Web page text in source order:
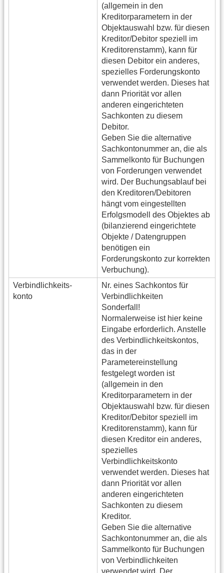
(allgemein in den
Kreditorparametern in der
Objektauswahl bzw. für diesen
Kreditor/Debitor speziell im
Kreditorenstamm), kann für
diesen Debitor ein anderes,
spezielles Forderungskonto
verwendet werden. Dieses hat
dann Priorität vor allen
anderen eingerichteten
Sachkonten zu diesem
Debitor.
Geben Sie die alternative
Sachkontonummer an, die als
Sammelkonto für Buchungen
von Forderungen verwendet
wird. Der Buchungsablauf bei
den Kreditoren/Debitoren
hängt vom eingestellten
Erfolgsmodell des Objektes ab
(bilanzierend eingerichtete
Objekte / Datengruppen
benötigen ein
Forderungskonto zur korrekten
Verbuchung).
Verbindlichkeits-
konto
Nr. eines Sachkontos für
Verbindlichkeiten
Sonderfall!
Normalerweise ist hier keine
Eingabe erforderlich. Anstelle
des Verbindlichkeitskontos,
das in der
Parametereinstellung
festgelegt worden ist
(allgemein in den
Kreditorparametern in der
Objektauswahl bzw. für diesen
Kreditor/Debitor speziell im
Kreditorenstamm), kann für
diesen Kreditor ein anderes,
spezielles
Verbindlichkeitskonto
verwendet werden. Dieses hat
dann Priorität vor allen
anderen eingerichteten
Sachkonten zu diesem
Kreditor.
Geben Sie die alternative
Sachkontonummer an, die als
Sammelkonto für Buchungen
von Verbindlichkeiten